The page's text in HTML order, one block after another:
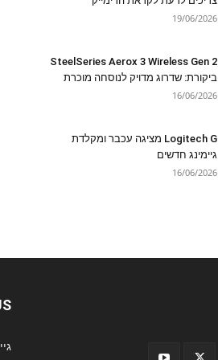
19/06/2026
SteelSeries Aerox 3 Wireless Gen 2
ביקורת: שדרוג מדויק לנוסחה מוכרת
16/06/2026
Logitech G מציגה עכבר ומקלדת
גיימינג חדשים
16/06/2026